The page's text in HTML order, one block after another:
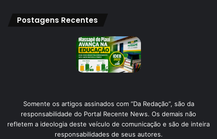
Postagens Recentes
Somente os artigos assinados com “Da Redação”, são da
responsabilidade do Portal Recente News. Os demais não
refletem a ideologia deste veículo de comunicação e são de inteira
responsabilidades de seus autores.